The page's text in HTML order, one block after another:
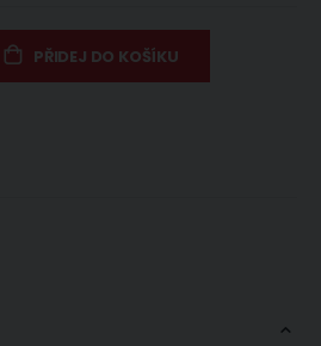
PŘIDEJ DO KOŠÍKU